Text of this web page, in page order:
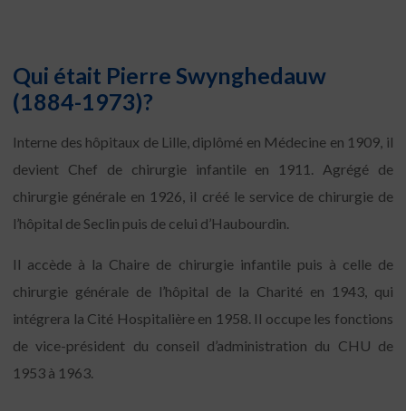
Qui était Pierre Swynghedauw
(1884-1973)?
Interne des hôpitaux de Lille, diplômé en Médecine en 1909, il
devient Chef de chirurgie infantile en 1911. Agrégé de
chirurgie générale en 1926, il créé le service de chirurgie de
l’hôpital de Seclin puis de celui d’Haubourdin.
Il accède à la Chaire de chirurgie infantile puis à celle de
chirurgie générale de l’hôpital de la Charité en 1943, qui
intégrera la Cité Hospitalière en 1958. Il occupe les fonctions
de vice-président du conseil d’administration du CHU de
1953 à 1963.